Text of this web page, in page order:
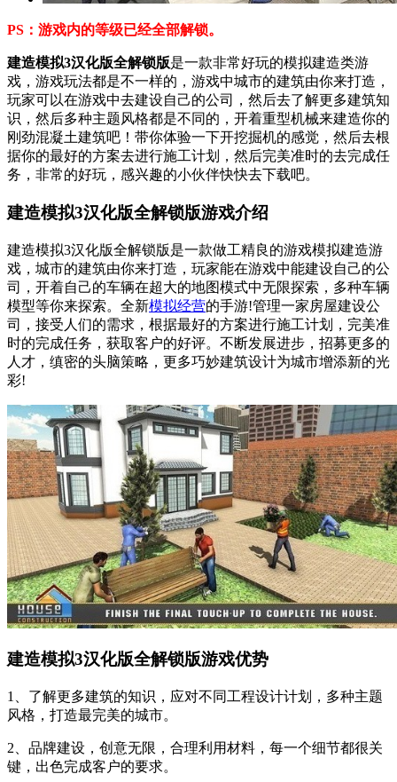
PS：游戏内的等级已经全部解锁。
建造模拟3汉化版全解锁版是一款非常好玩的模拟建造类游
戏，游戏玩法都是不一样的，游戏中城市的建筑由你来打造，
玩家可以在游戏中去建设自己的公司，然后去了解更多建筑知
识，然后多种主题风格都是不同的，开着重型机械来建造你的
刚劲混凝土建筑吧！带你体验一下开挖掘机的感觉，然后去根
据你的最好的方案去进行施工计划，然后完美准时的去完成任
务，非常的好玩，感兴趣的小伙伴快快去下载吧。
建造模拟3汉化版全解锁版游戏介绍
建造模拟3汉化版全解锁版是一款做工精良的游戏模拟建造游
戏，城市的建筑由你来打造，玩家能在游戏中能建设自己的公
司，开着自己的车辆在超大的地图模式中无限探索，多种车辆
模型等你来探索。全新模拟经营的手游!管理一家房屋建设公
司，接受人们的需求，根据最好的方案进行施工计划，完美准
时的完成任务，获取客户的好评。不断发展进步，招募更多的
人才，缜密的头脑策略，更多巧妙建筑设计为城市增添新的光
彩!
建造模拟3汉化版全解锁版游戏优势
1、了解更多建筑的知识，应对不同工程设计计划，多种主题
风格，打造最完美的城市。
2、品牌建设，创意无限，合理利用材料，每一个细节都很关
键，出色完成客户的要求。